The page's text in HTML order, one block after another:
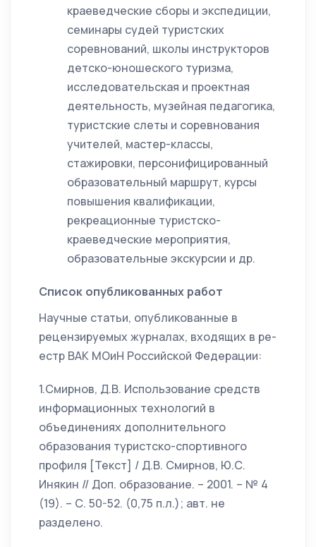
краеведческие сборы и экспедиции,
семинары судей туристских
соревнований, школы инструкторов
детско-юношеского туризма,
исследовательская и проектная
деятельность, музейная педагогика,
туристские слеты и соревнования
учителей, мастер-классы,
стажировки, персонифицированный
образовательный маршрут, курсы
повышения квалификации,
рекреационные туристско-
краеведческие мероприятия,
образовательные экскурсии и др.
Список опубликованных работ
Научные статьи, опубликованные в
рецензируемых журналах, входящих в ре-
естр ВАК МОиН Российской Федерации:
1.Смирнов, Д.В. Использование средств
информационных технологий в
объединениях дополнительного
образования туристско-спортивного
профиля [Текст] / Д.В. Смирнов, Ю.С.
Инякин // Доп. образование. – 2001. – № 4
(19). – С. 50-52. (0,75 п.л.); авт. не
разделено.